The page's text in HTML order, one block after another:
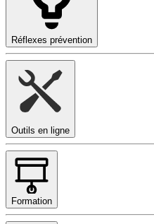
Réflexes prévention
Outils en ligne
Formation